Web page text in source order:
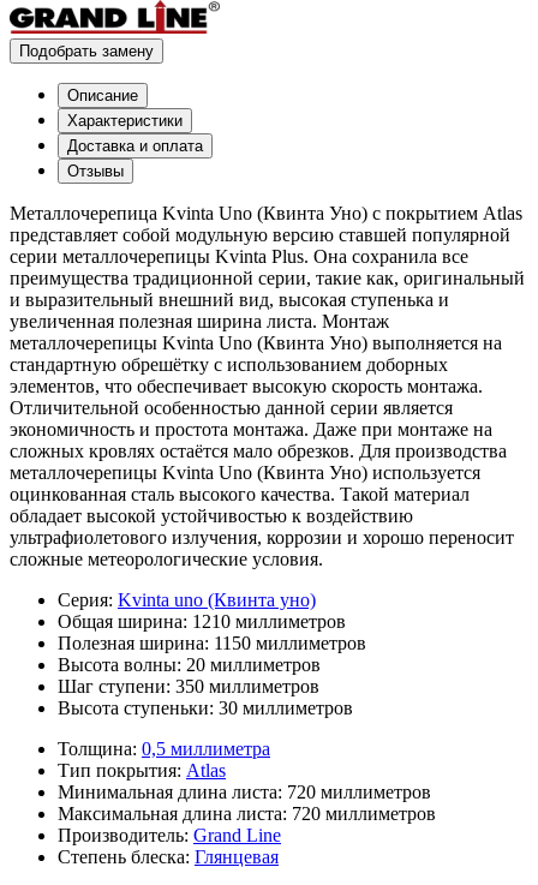
Подобрать замену
Описание
Характеристики
Доставка и оплата
Отзывы
Металлочерепица Kvinta Uno (Квинта Уно) с покрытием Atlas
представляет собой модульную версию ставшей популярной
серии металлочерепицы Kvinta Plus. Она сохранила все
преимущества традиционной серии, такие как, оригинальный
и выразительный внешний вид, высокая ступенька и
увеличенная полезная ширина листа. Монтаж
металлочерепицы Kvinta Uno (Квинта Уно) выполняется на
стандартную обрешётку с использованием доборных
элементов, что обеспечивает высокую скорость монтажа.
Отличительной особенностью данной серии является
экономичность и простота монтажа. Даже при монтаже на
сложных кровлях остаётся мало обрезков. Для производства
металлочерепицы Kvinta Uno (Квинта Уно) используется
оцинкованная сталь высокого качества. Такой материал
обладает высокой устойчивостью к воздействию
ультрафиолетового излучения, коррозии и хорошо переносит
сложные метеорологические условия.
Серия: Kvinta uno (Квинта уно)
Общая ширина: 1210 миллиметров
Полезная ширина: 1150 миллиметров
Высота волны: 20 миллиметров
Шаг ступени: 350 миллиметров
Высота ступеньки: 30 миллиметров
Толщина: 0,5 миллиметра
Тип покрытия: Atlas
Минимальная длина листа: 720 миллиметров
Максимальная длина листа: 720 миллиметров
Производитель: Grand Line
Степень блеска: Глянцевая